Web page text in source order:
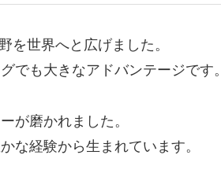
を世界へと広げました。
でも大きなアドバンテージです。
が磨かれました。
な経験から生まれています。